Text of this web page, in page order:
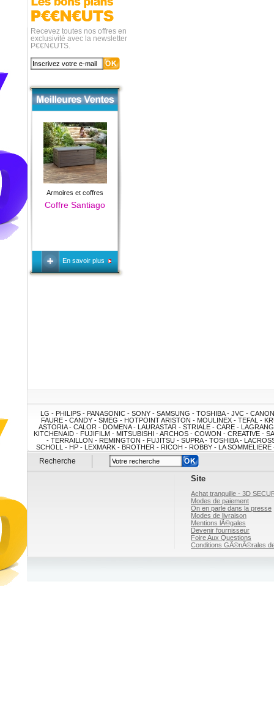
Recevez toutes nos offres en
exclusivité avec la newsletter
P€€N€UTS.
Armoires et coffres
Coffre Santiago
En savoir plus
LG - PHILIPS - PANASONIC - SONY - SAMSUNG - TOSHIBA - JVC -
FAURE - CANDY - SMEG - HOTPOINT ARISTON - MOULINEX - TEFAL -
ASTORIA - CALOR - DOMENA - LAURASTAR - STRIALE - CARE -
KITCHENAID - FUJIFILM - MITSUBISHI - ARCHOS - COWON - CREATIVE -
- TERRAILLON - REMINGTON - FUJITSU - SUPRA - TOSHIBA -
SCHOLL - HP - LEXMARK - BROTHER - RICOH - ROBBY - LA
FRANCO BELGE - CLIMADIFF - ARTEVINO - Juan Panadero - Cruz
RAZOR - FAVEX - CHALET-JARDIN - ART JARDIN - GRACO - DELORM
SUPREME - RILEY - DPT - Outlander - ARTELIA - EWT -
Recherche
Site
Achat tranquille - 3D
Modes de paiement
On en parle dans la presse
Modes de livraison
Mentions lÃ©gales
Devenir fournisseur
Foire Aux Questions
Conditions GÃ©nÃ©rales